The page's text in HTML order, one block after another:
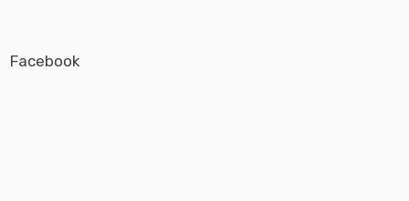
Facebook